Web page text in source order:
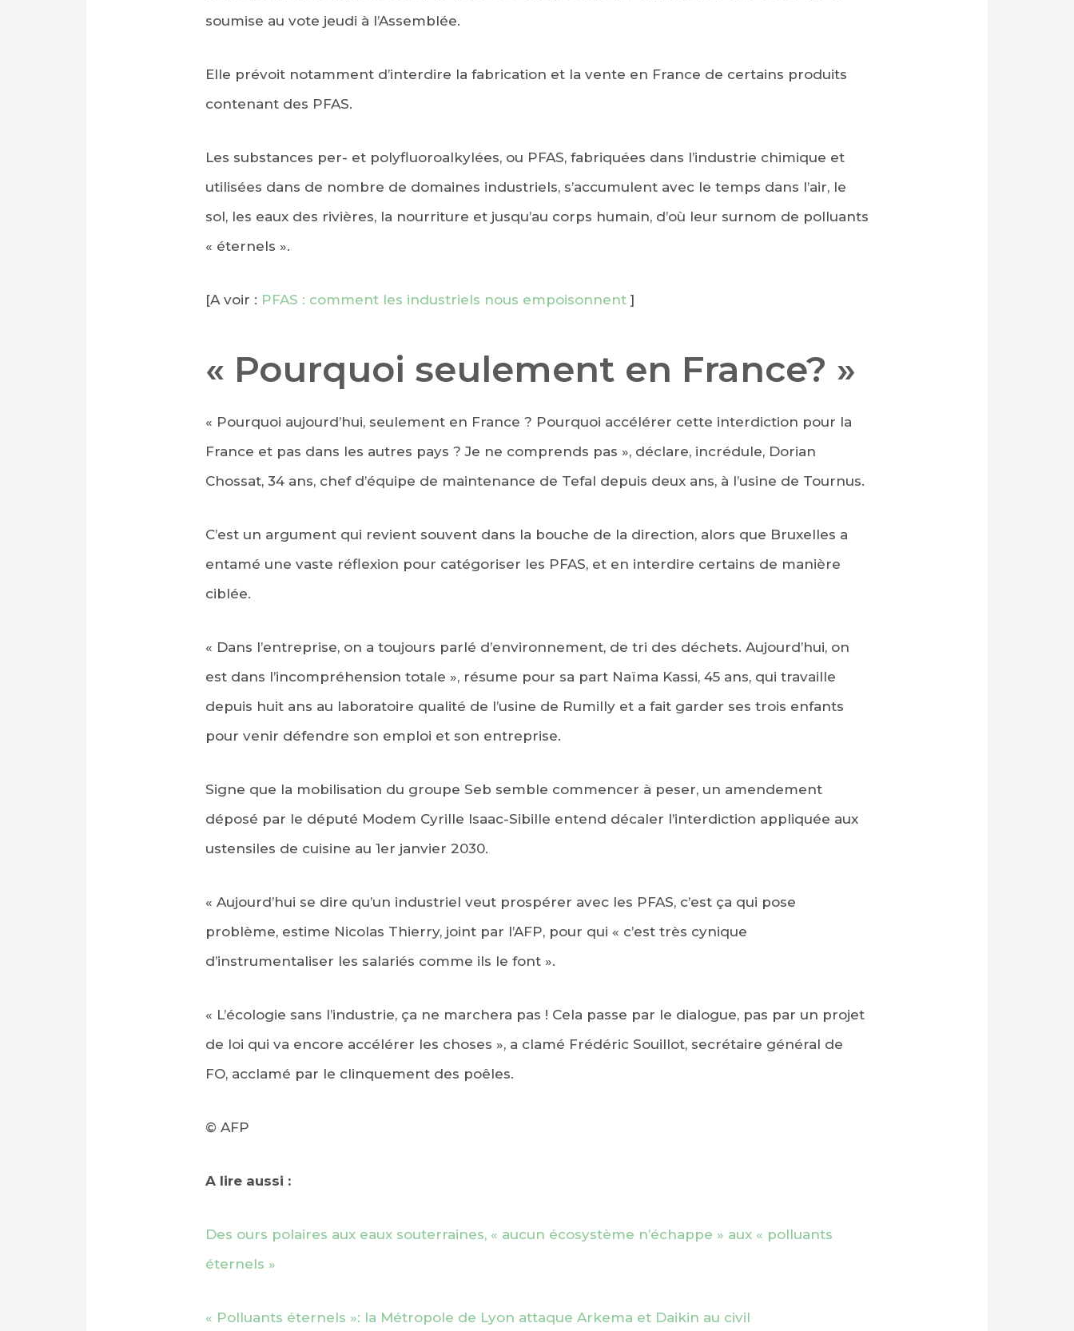
soumise au vote jeudi à l’Assemblée.
Elle prévoit notamment d’interdire la fabrication et la vente en France de certains produits
contenant des PFAS.
Les substances per- et polyfluoroalkylées, ou PFAS, fabriquées dans l’industrie chimique et
utilisées dans de nombre de domaines industriels, s’accumulent avec le temps dans l’air, le
sol, les eaux des rivières, la nourriture et jusqu’au corps humain, d’où leur surnom de polluants
« éternels ».
[A voir : PFAS : comment les industriels nous empoisonnent ]
« Pourquoi seulement en France? »
« Pourquoi aujourd’hui, seulement en France ? Pourquoi accélérer cette interdiction pour la
France et pas dans les autres pays ? Je ne comprends pas », déclare, incrédule, Dorian
Chossat, 34 ans, chef d’équipe de maintenance de Tefal depuis deux ans, à l’usine de Tournus.
C’est un argument qui revient souvent dans la bouche de la direction, alors que Bruxelles a
entamé une vaste réflexion pour catégoriser les PFAS, et en interdire certains de manière
ciblée.
« Dans l’entreprise, on a toujours parlé d’environnement, de tri des déchets. Aujourd’hui, on
est dans l’incompréhension totale », résume pour sa part Naïma Kassi, 45 ans, qui travaille
depuis huit ans au laboratoire qualité de l’usine de Rumilly et a fait garder ses trois enfants
pour venir défendre son emploi et son entreprise.
Signe que la mobilisation du groupe Seb semble commencer à peser, un amendement
déposé par le député Modem Cyrille Isaac-Sibille entend décaler l’interdiction appliquée aux
ustensiles de cuisine au 1er janvier 2030.
« Aujourd’hui se dire qu’un industriel veut prospérer avec les PFAS, c’est ça qui pose
problème, estime Nicolas Thierry, joint par l’AFP, pour qui « c’est très cynique
d’instrumentaliser les salariés comme ils le font ».
« L’écologie sans l’industrie, ça ne marchera pas ! Cela passe par le dialogue, pas par un projet
de loi qui va encore accélérer les choses », a clamé Frédéric Souillot, secrétaire général de
FO, acclamé par le clinquement des poêles.
© AFP
A lire aussi :
Des ours polaires aux eaux souterraines, « aucun écosystème n’échappe » aux « polluants
éternels »
« Polluants éternels »: la Métropole de Lyon attaque Arkema et Daikin au civil